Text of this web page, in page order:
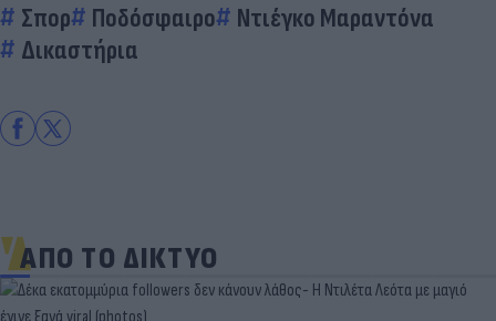
Σπορ Ποδόσφαιρο
Ντιέγκο Μαραντόνα
Δικαστήρια
ΑΠΟ ΤΟ ΔΙΚΤΥΟ